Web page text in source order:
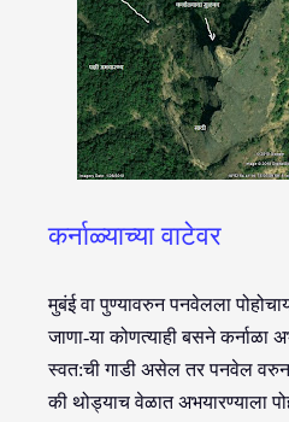
कर्नाळ्याच्या वाटेवर
मुबंई वा पुण्यावरुन पनवेलला
जाणा-या कोणत्याही बसने कर्नाळा
स्वत:ची गाडी असेल तर पनवेल
की थोड्याच वेळात अभयारण्याला